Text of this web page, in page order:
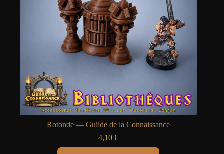
Rotonde — Guilde de la Connaissance
4,10€